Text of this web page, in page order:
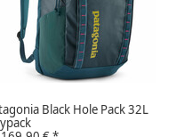
Black Hole Pack 32L